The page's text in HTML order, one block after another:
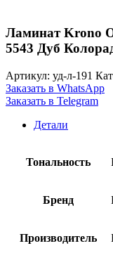
Ламинат Krono
5543 Дуб
Артикул: уд-л-191
Заказать в WhatsApp
Заказать в Telegram
Детали
Тональность
Бренд
Производитель